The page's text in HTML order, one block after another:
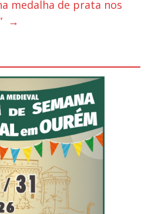
medalha de prata nos
→